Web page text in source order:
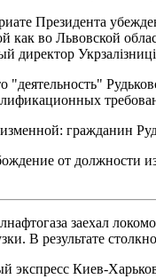
Президента
как во Львовской
директор
"деятельность"
гражданин
от должности
заехал
В результате
экспресс Киев-